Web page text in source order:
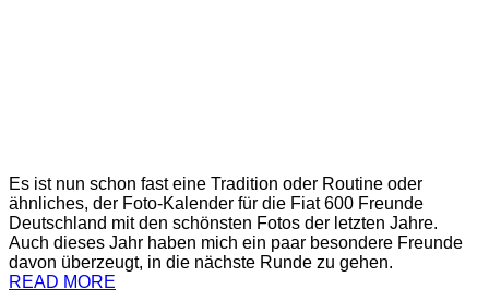
Es ist nun schon fast eine Tradition oder Routine oder
ähnliches, der Foto-Kalender für die Fiat 600 Freunde
Deutschland mit den schönsten Fotos der letzten Jahre.
Auch dieses Jahr haben mich ein paar besondere Freunde
davon überzeugt, in die nächste Runde zu gehen.
READ MORE